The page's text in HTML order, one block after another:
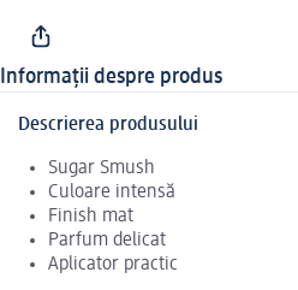
Informații despre produs
Descrierea produsului
Sugar Smush
Culoare intensă
Finish mat
Parfum delicat
Aplicator practic